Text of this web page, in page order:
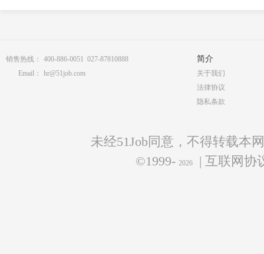
销售热线：
400-886-0051 027-87810888
Email：
hr@51job.com
简介
关于我们
法律协议
隐私条款
未经51Job同意，不得转载本
©1999- 2026 | 互联网协